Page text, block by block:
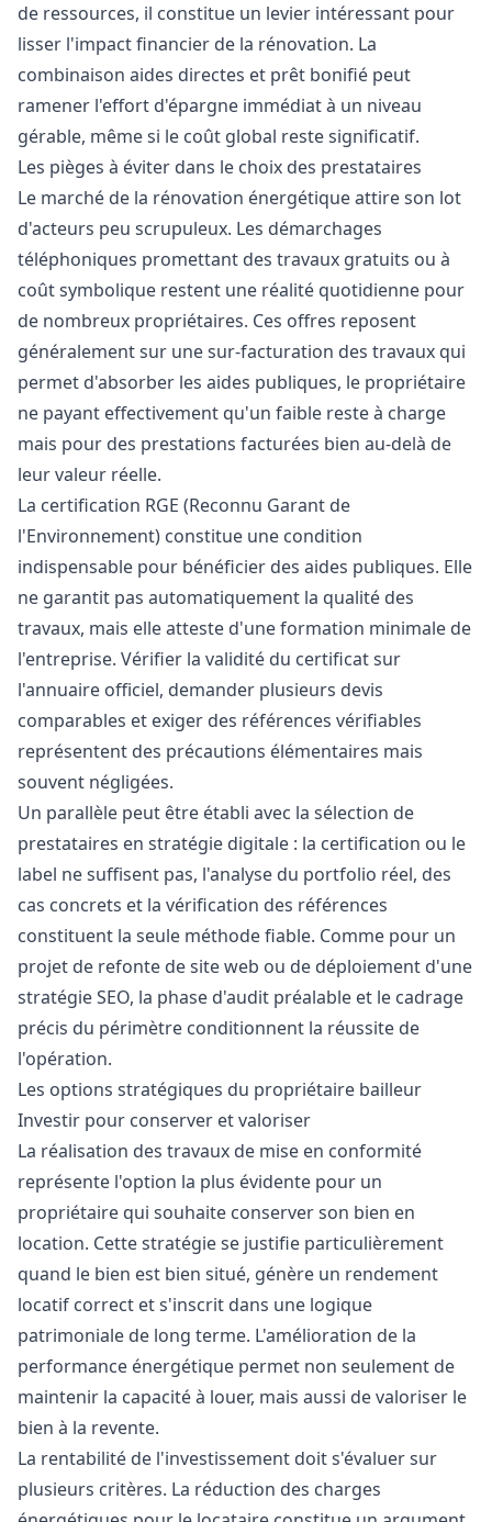
de ressources, il constitue un levier intéressant pour
lisser l'impact financier de la rénovation. La
combinaison aides directes et prêt bonifié peut
ramener l'effort d'épargne immédiat à un niveau
gérable, même si le coût global reste significatif.
Les pièges à éviter dans le choix des prestataires
Le marché de la rénovation énergétique attire son lot
d'acteurs peu scrupuleux. Les démarchages
téléphoniques promettant des travaux gratuits ou à
coût symbolique restent une réalité quotidienne pour
de nombreux propriétaires. Ces offres reposent
généralement sur une sur-facturation des travaux qui
permet d'absorber les aides publiques, le propriétaire
ne payant effectivement qu'un faible reste à charge
mais pour des prestations facturées bien au-delà de
leur valeur réelle.
La certification RGE (Reconnu Garant de
l'Environnement) constitue une condition
indispensable pour bénéficier des aides publiques. Elle
ne garantit pas automatiquement la qualité des
travaux, mais elle atteste d'une formation minimale de
l'entreprise. Vérifier la validité du certificat sur
l'annuaire officiel, demander plusieurs devis
comparables et exiger des références vérifiables
représentent des précautions élémentaires mais
souvent négligées.
Un parallèle peut être établi avec la sélection de
prestataires en stratégie digitale : la certification ou le
label ne suffisent pas, l'analyse du portfolio réel, des
cas concrets et la vérification des références
constituent la seule méthode fiable. Comme pour un
projet de refonte de site web ou de déploiement d'une
stratégie SEO, la phase d'audit préalable et le cadrage
précis du périmètre conditionnent la réussite de
l'opération.
Les options stratégiques du propriétaire bailleur
Investir pour conserver et valoriser
La réalisation des travaux de mise en conformité
représente l'option la plus évidente pour un
propriétaire qui souhaite conserver son bien en
location. Cette stratégie se justifie particulièrement
quand le bien est bien situé, génère un rendement
locatif correct et s'inscrit dans une logique
patrimoniale de long terme. L'amélioration de la
performance énergétique permet non seulement de
maintenir la capacité à louer, mais aussi de valoriser le
bien à la revente.
La rentabilité de l'investissement doit s'évaluer sur
plusieurs critères. La réduction des charges